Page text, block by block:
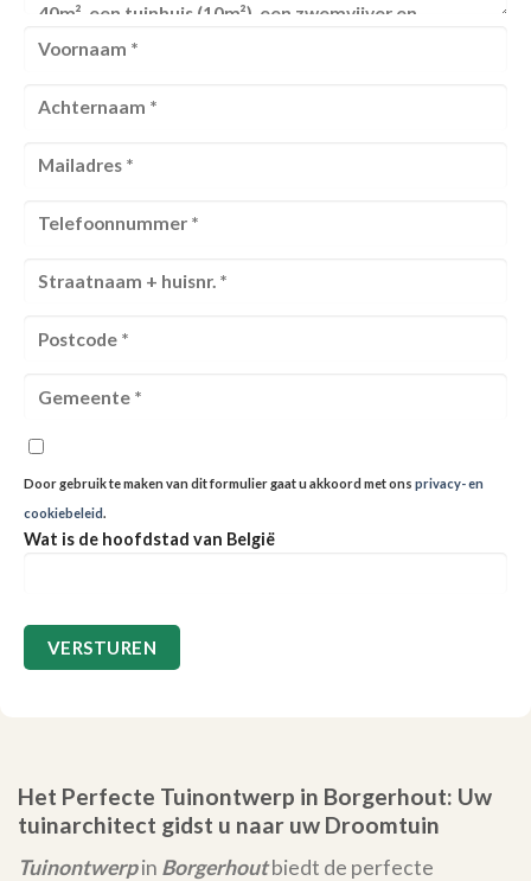
Door gebruik te maken van dit formulier gaat u akkoord met ons privacy- en
cookiebeleid.
Wat is de hoofdstad van België
Het Perfecte Tuinontwerp in Borgerhout: Uw
tuinarchitect gidst u naar uw Droomtuin
Tuinontwerpin Borgerhoutbiedt de perfecte